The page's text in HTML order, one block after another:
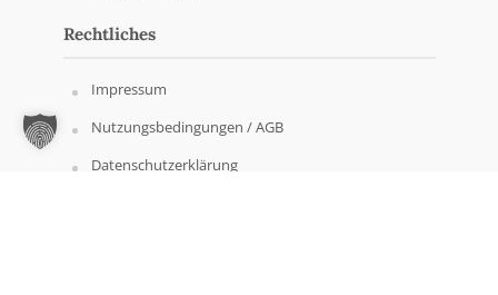
Rechtliches
Impressum
Nutzungsbedingungen / AGB
Datenschutzerklärung